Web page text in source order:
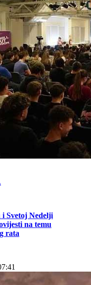
i Svetoj Nedelji
na temu
rata